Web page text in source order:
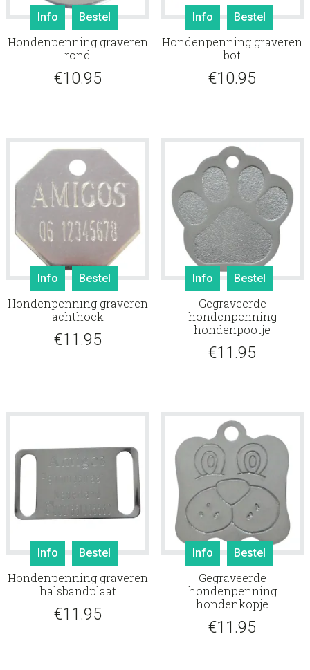
Info Bestel
Hondenpenning graveren
rond
€10.95
Info Bestel
Hondenpenning graveren
bot
€10.95
Info Bestel
Hondenpenning graveren
achthoek
€11.95
Info Bestel
Gegraveerde
hondenpenning
hondenpootje
€11.95
Info Bestel
Hondenpenning graveren
halsbandplaat
€11.95
Info Bestel
Gegraveerde
hondenpenning
hondenkopje
€11.95